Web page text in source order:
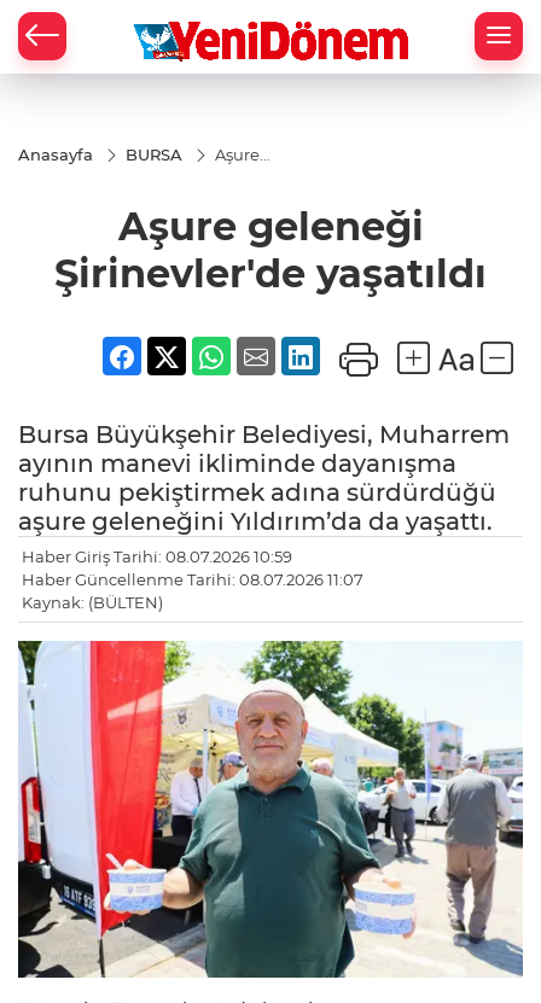
Anasayfa BURSA
Aşure
Aşure geleneği
Şirinevler'de yaşatıldı
Bursa Büyükşehir Belediyesi, Muharrem
ayının manevi ikliminde dayanışma
ruhunu pekiştirmek adına sürdürdüğü
aşure geleneğini Yıldırım’da da yaşattı.
Haber Giriş Tarihi: 08.07.2026 10:59
Haber Güncellenme Tarihi: 08.07.2026 11:07
Kaynak: (BÜLTEN)